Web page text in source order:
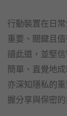
行動裝置在日
重要、關鍵且
諳此道，並堅
簡單、直覺地
亦深知隱私的
握分享與保密的